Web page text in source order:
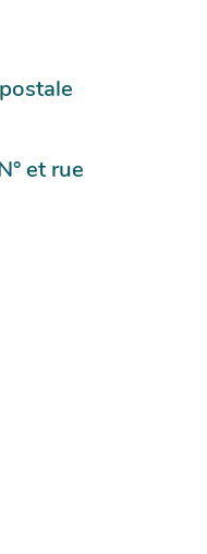
et rue